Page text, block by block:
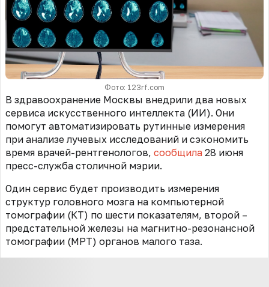
Фото: 123rf.com
В здравоохранение Москвы внедрили два новых
сервиса искусственного интеллекта (ИИ). Они
помогут автоматизировать рутинные измерения
при анализе лучевых исследований и сэкономить
время врачей-рентгенологов, сообщила 28 июня
пресс-служба столичной мэрии.
Один сервис будет производить измерения
структур головного мозга на компьютерной
томографии (КТ) по шести показателям, второй –
предстательной железы на магнитно-резонансной
томографии (МРТ) органов малого таза.